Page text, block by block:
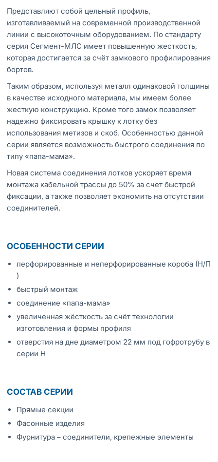
Представляют собой цельный профиль,
изготавливаемый на современной производственной
линии с высокоточным оборудованием. По стандарту
серия Сегмент-МЛС имеет повышенную жесткость,
которая достигается за счёт замкового профилирования
бортов.
Таким образом, используя металл одинаковой толщины
в качестве исходного материала, мы имеем более
жесткую конструкцию. Кроме того замок позволяет
надежно фиксировать крышку к лотку без
использования метизов и скоб. Особенностью данной
серии является возможность быстрого соединения по
типу «папа-мама».
Новая система соединения лотков ускоряет время
монтажа кабельной трассы до 50% за счет быстрой
фиксации, а также позволяет экономить на отсутствии
соединителей.
ОСОБЕННОСТИ СЕРИИ
перфорированные и неперфорированные короба (Н/П
)
быстрый монтаж
соединение «папа-мама»
увеличенная жёсткость за счёт технологии
изготовления и формы профиля
отверстия на дне диаметром 22 мм под гофротрубу в
серии Н
СОСТАВ СЕРИИ
Прямые секции
Фасонные изделия
Фурнитура – соединители, крепежные элементы